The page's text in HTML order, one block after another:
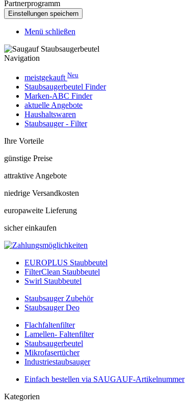
Partnerprogramm
Menü schließen
Navigation
meistgekauft Neu
Staubsaugerbeutel Finder
Marken-ABC Finder
aktuelle Angebote
Haushaltswaren
Staubsauger - Filter
Ihre Vorteile
günstige Preise
attraktive Angebote
niedrige Versandkosten
europaweite Lieferung
sicher einkaufen
EUROPLUS Staubbeutel
FilterClean Staubbeutel
Swirl Staubbeutel
Staubsauger Zubehör
Staubsauger Deo
Flachfaltenfilter
Lamellen- Faltenfilter
Staubsaugerbeutel
Mikrofasertücher
Industriestaubsauger
Einfach bestellen via SAUGAUF-Artikelnummer
Kategorien